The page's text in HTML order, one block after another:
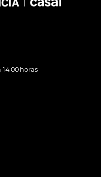
14:00 horas